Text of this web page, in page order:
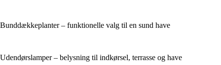
Bunddækkeplanter – funktionelle valg til en sund have
Udendørslamper – belysning til indkørsel, terrasse og have